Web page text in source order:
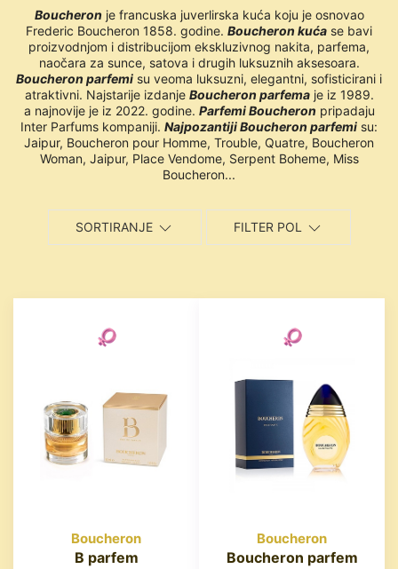
Boucheron je francuska juverlirska kuća koju je osnovao
Frederic Boucheron 1858. godine. Boucheron kuća se bavi
proizvodnjom i distribucijom ekskluzivnog nakita, parfema,
naočara za sunce, satova i drugih luksuznih aksesoara.
Boucheron parfemi su veoma luksuzni, elegantni, sofisticirani i
atraktivni. Najstarije izdanje Boucheron parfemaje iz 1989.
a najnovije je iz 2022. godine. Parfemi Boucheron pripadaju
Inter Parfums kompaniji. Najpozantiji Boucheron parfemi su:
Jaipur, Boucheron pour Homme, Trouble, Quatre, Boucheron
Woman, Jaipur, Place Vendome, Serpent Boheme, Miss
Boucheron...
SORTIRANJE FILTER POL
Boucheron
B parfem
Boucheron
Boucheron parfem